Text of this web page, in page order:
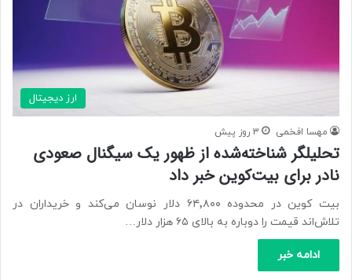
ارز دیجیتال
مهسا افخمی 3 روز پیش
تحلیلگر شناخته‌شده از ظهور یک سیگنال صعودی
نادر برای بیت‌کوین خبر داد
بیت کوین در محدوده ۶۴٬۸۰۰ دلار نوسان می‌کند و خریداران در
تلاش‌اند قیمت را دوباره به بالای ۶۵ هزار دلار…
ادامه خبر